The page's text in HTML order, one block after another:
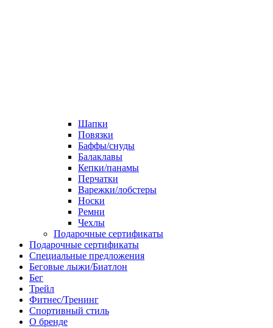
Шапки
Повязки
Баффы/снуды
Балаклавы
Кепки/панамы
Перчатки
Варежки/лобстеры
Носки
Ремни
Чехлы
Подарочные сертификаты
Подарочные сертификаты
Специальные предложения
Беговые лыжи/Биатлон
Бег
Трейл
Фитнес/Тренинг
Спортивный стиль
О бренде